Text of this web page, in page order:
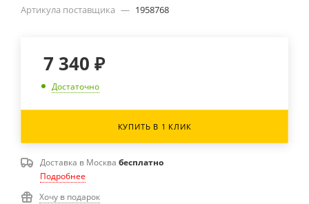
Артикула поставщика — 1958768
7 340 ₽
Достаточно
КУПИТЬ В 1 КЛИК
Доставка в Москва бесплатно
Подробнее
Хочу в подарок